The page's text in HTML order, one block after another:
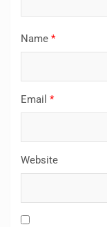
Name *
Email *
Website